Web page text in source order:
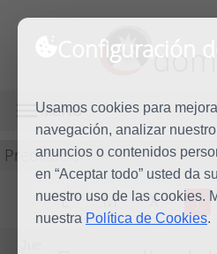
Configuración
Usamos cookies para
navegación, analizar
anuncios o contenidos
en “Aceptar todo” usted da
nuestro uso de las cookies.
nuestra Política de Cookies.
MENÚ
Predicación
L M X J